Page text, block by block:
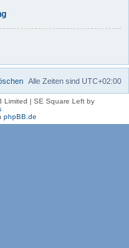
Alle Zeiten sind UTC+02:00
Limited | SE Square Left by
phpBB.de